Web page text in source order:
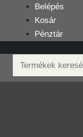
tartalomba
Belépés
Kosár
Pénztár
Keresés